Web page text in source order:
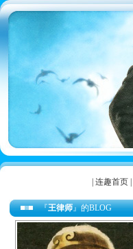
连趣首页|
『王律师』的BLOG